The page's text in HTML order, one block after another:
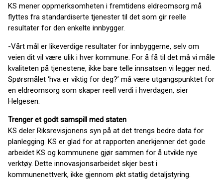
KS mener oppmerksomheten i fremtidens eldreomsorg må
flyttes fra standardiserte tjenester til det som gir reelle
resultater for den enkelte innbygger.
-Vårt mål er likeverdige resultater for innbyggerne, selv om
veien dit vil være ulik i hver kommune. For å få til det må vi måle
kvaliteten på tjenestene, ikke bare telle innsatsen vi legger ned.
Spørsmålet ‘hva er viktig for deg?’ må være utgangspunktet for
en eldreomsorg som skaper reell verdi i hverdagen, sier
Helgesen.
Trenger et godt samspill med staten
KS deler Riksrevisjonens syn på at det trengs bedre data for
planlegging. KS er glad for at rapporten anerkjenner det gode
arbeidet KS og kommunene gjør sammen for å utvikle nye
verktøy. Dette innovasjonsarbeidet skjer best i
kommunenettverk, ikke gjennom økt statlig detaljstyring.